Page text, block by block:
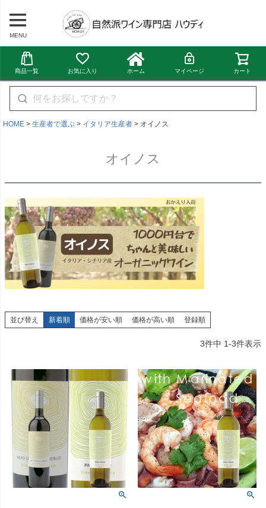
MENU
商品一覧 お気に入り ホーム マイページ カート
HOME 生産者で選ぶ イタリア生産者 オイノス
オイノス
並び替え 新着順 価格が安い順 価格が高い順 登録順
3件中 1-3件表示